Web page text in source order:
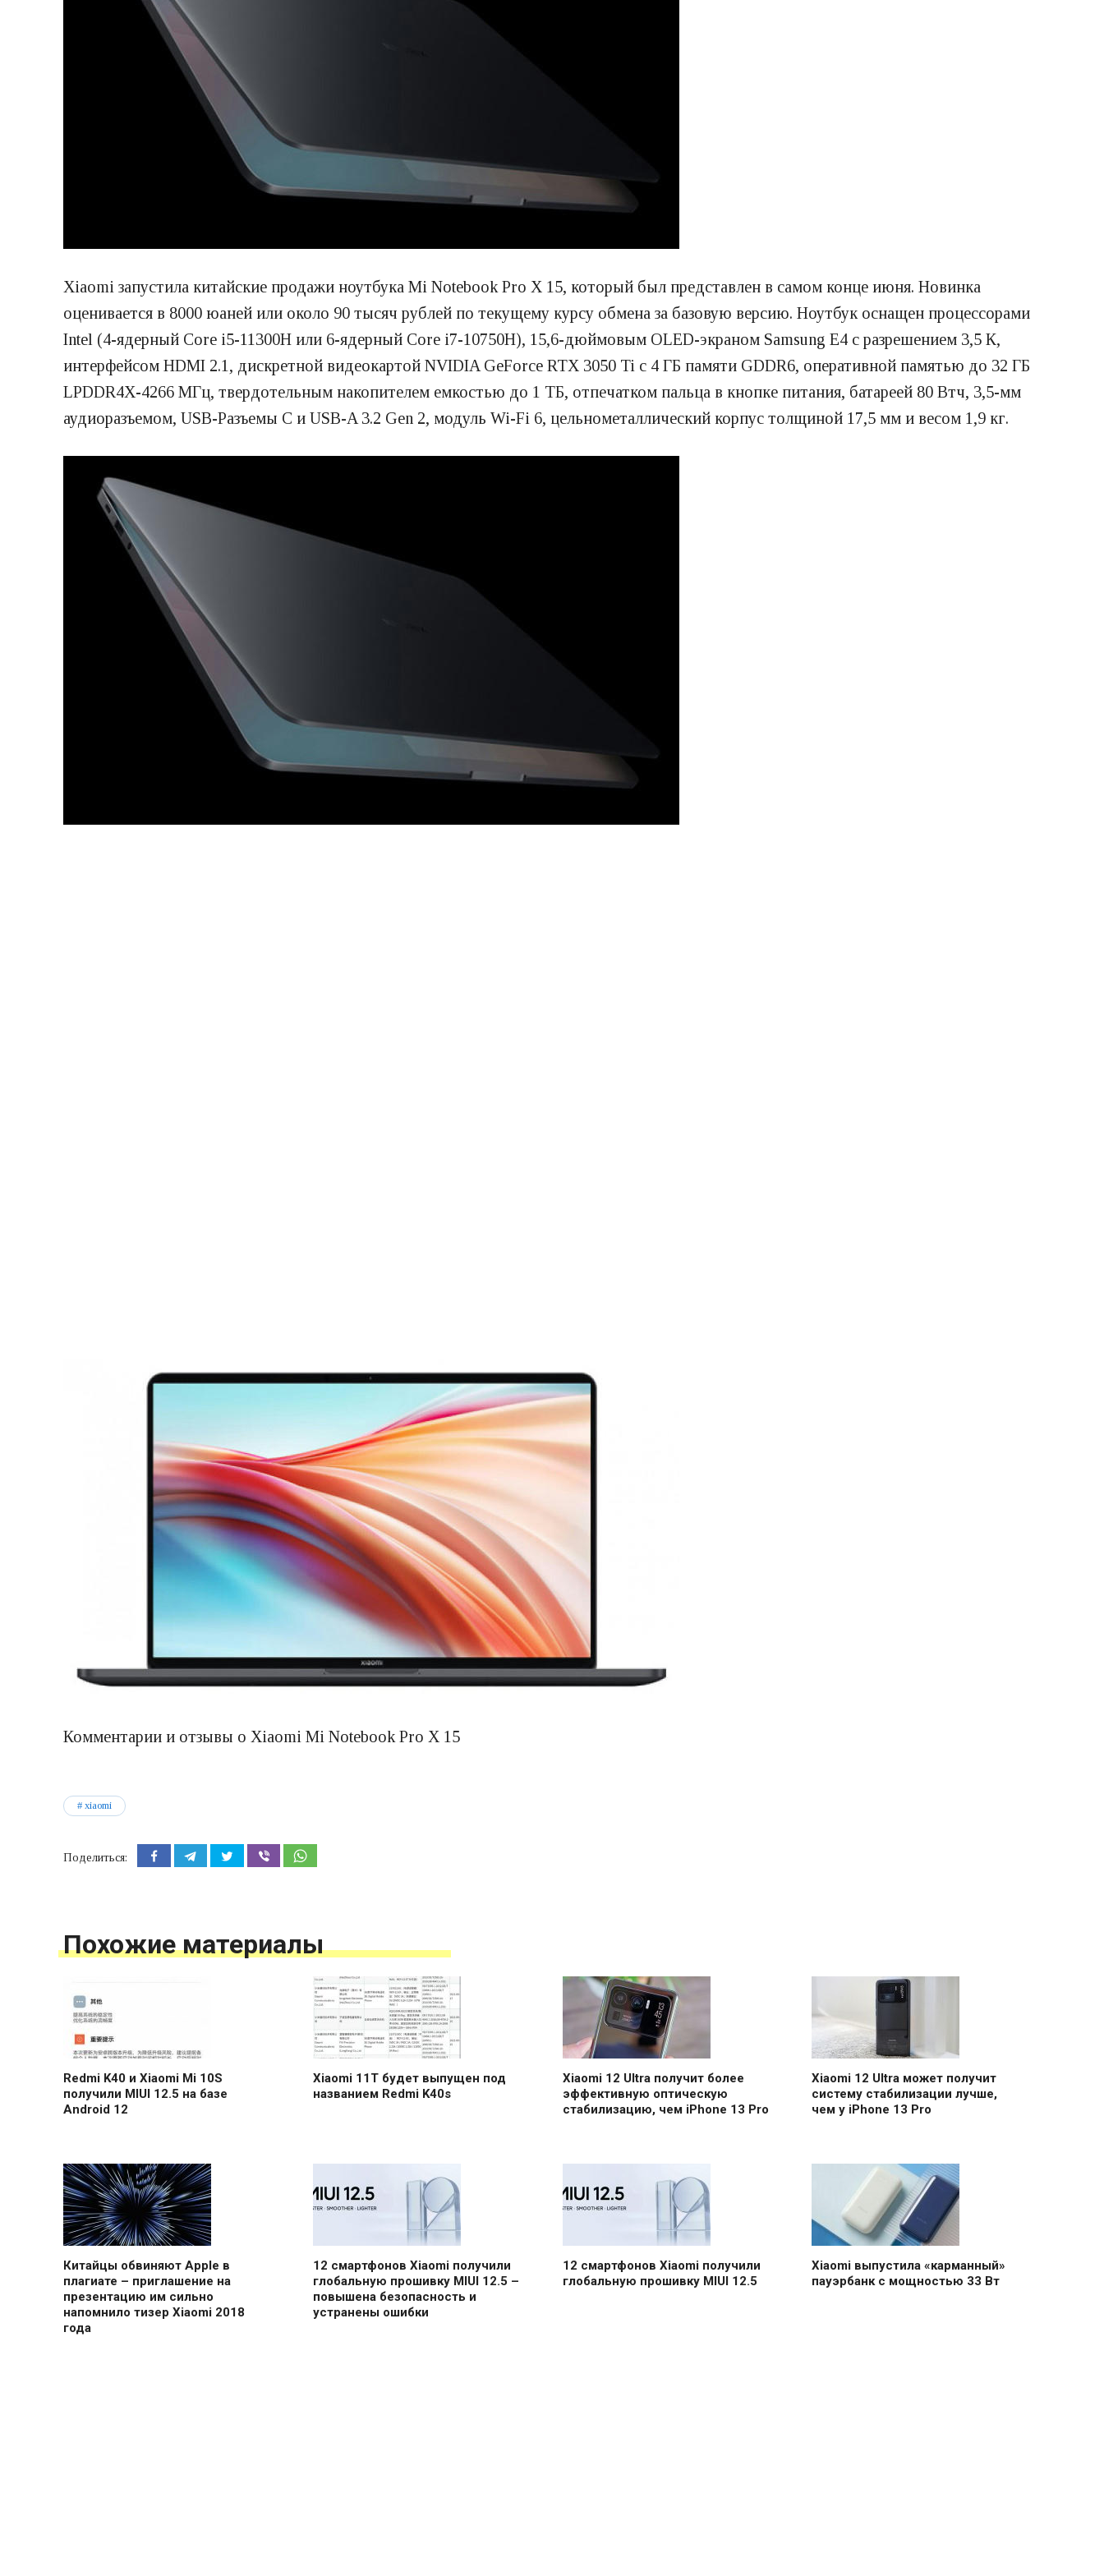
Xiaomi запустила китайские продажи ноутбука Mi Notebook Pro X 15, который был представлен в самом конце июня. Новинка
оценивается в 8000 юаней или около 90 тысяч рублей по текущему курсу обмена за базовую версию. Ноутбук оснащен процессорами
Intel (4-ядерный Core i5-11300H или 6-ядерный Core i7-10750H), 15,6-дюймовым OLED-экраном Samsung E4 с разрешением 3,5 К,
интерфейсом HDMI 2.1, дискретной видеокартой NVIDIA GeForce RTX 3050 Ti с 4 ГБ памяти GDDR6, оперативной памятью до 32 ГБ
LPDDR4X-4266 МГц, твердотельным накопителем емкостью до 1 ТБ, отпечатком пальца в кнопке питания, батареей 80 Втч, 3,5-мм
аудиоразъемом, USB-Разъемы C и USB-A 3.2 Gen 2, модуль Wi-Fi 6, цельнометаллический корпус толщиной 17,5 мм и весом 1,9 кг.
Комментарии и отзывы о Xiaomi Mi Notebook Pro X 15
xiaomi
Поделиться:
Похожие материалы
Redmi K40 и Xiaomi Mi 10S
получили MIUI 12.5 на базе
Android 12
Xiaomi 11T будет выпущен под
названием Redmi K40s
Xiaomi 12 Ultra получит более
эффективную оптическую
стабилизацию, чем iPhone 13 Pro
Xiaomi 12 Ultra может получит
систему стабилизации лучше,
чем у iPhone 13 Pro
Китайцы обвиняют Apple в
плагиате – приглашение на
презентацию им сильно
напомнило тизер Xiaomi 2018
года
12 смартфонов Xiaomi получили
глобальную прошивку MIUI 12.5 –
повышена безопасность и
устранены ошибки
12 смартфонов Xiaomi получили
глобальную прошивку MIUI 12.5
Xiaomi выпустила «карманный»
пауэрбанк с мощностью 33 Вт